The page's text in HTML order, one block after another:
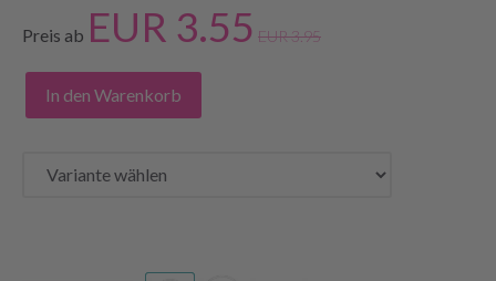
Preis ab EUR 3.55 EUR 3.95
In den Warenkorb